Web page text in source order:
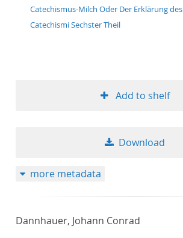
Catechismus-Milch Oder Der Erklärung
Catechismi Sechster Theil
Add to shelf
Download
more metadata
Dannhauer, Johann Conrad